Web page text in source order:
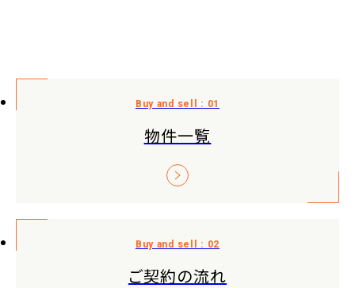
物件一覧
ご契約の流れ